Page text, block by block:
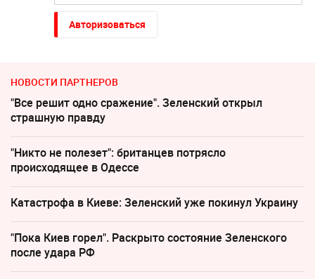
Авторизоваться
НОВОСТИ ПАРТНЕРОВ
"Все решит одно сражение". Зеленский открыл
страшную правду
"Никто не полезет": британцев потрясло
происходящее в Одессе
Катастрофа в Киеве: Зеленский уже покинул Украину
"Пока Киев горел". Раскрыто состояние Зеленского
после удара РФ